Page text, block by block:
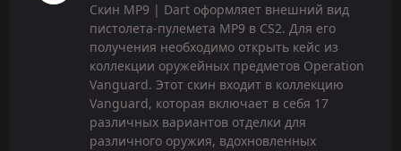
Скин MP9 | Dart оформляет внешний вид
пистолета-пулемета MP9 в CS2. Для его
получения необходимо открыть кейс из
коллекции оружейных предметов Operation
Vanguard. Этот скин входит в коллекцию
Vanguard, которая включает в себя 17
различных вариантов отделки для
различного оружия, вдохновленных